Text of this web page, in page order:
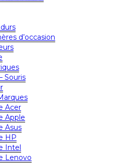
d’occasion
Souris
Acer
Apple
Asus
HP
Intel
Lenovo